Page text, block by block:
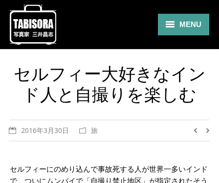
MENU
Gallery
Travel
About
Blog
Shop
Contact
セルフィー大好きなイン
ド人と自撮りを楽しむ
2016年3月30日 旅
セルフィーにのめり込んで事故死する人が世界一多いインド
で、ついにムンバイで「自撮り禁止地区」が指定されたそう